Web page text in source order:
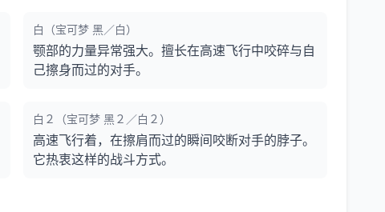
白（宝可梦 黑／白）
颚部的力量异常强大。擅长在高速飞行中咬碎与自
己擦身而过的对手。
白２（宝可梦 黑２／白２）
高速飞行着，在擦肩而过的瞬间咬断对手的脖子。
它热衷这样的战斗方式。